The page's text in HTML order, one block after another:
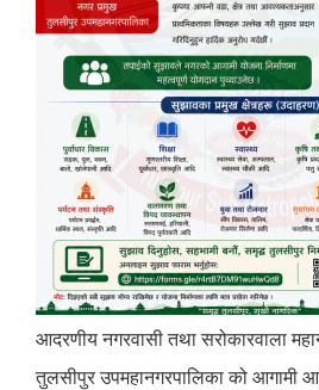
आदरणीय नगरवासी तथा सरोकारवाला
तुलसीपुर उपमहानगरपालिका को आगामी